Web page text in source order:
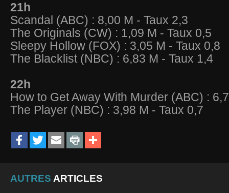
21h
Scandal (ABC) : 8,00 M - Taux 2,3
The Originals (CW) : 1,09 M - Taux 0,5
Sleepy Hollow (FOX) : 3,05 M - Taux 0,8
The Blacklist (NBC) : 6,83 M - Taux 1,4
22h
How to Get Away With Murder (ABC) :
The Player (NBC) : 3,98 M - Taux 0,7
AUTRES ARTICLES